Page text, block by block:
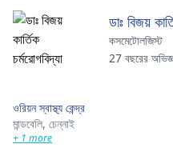
ডাঃ বিজয়
কসমেটোলজিস্ট
27 বছরের
ওরিয়ন স্বাস্থ্য কেন্দ্র
মান্ডবেলি, চেন্নাই
+ 1 more